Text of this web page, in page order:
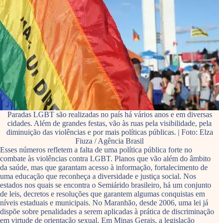
Paradas LGBT são realizadas no país há vários anos e em diversas
cidades. Além de grandes festas, vão às ruas pela visibilidade, pela
diminuição das violências e por mais políticas públicas. | Foto: Elza
Fiuza / Agência Brasil
Esses números refletem a falta de uma política pública forte no
combate às violências contra LGBT. Planos que vão além do âmbito
da saúde, mas que garantam acesso à informação, fortalecimento de
uma educação que reconheça a diversidade e justiça social. Nos
estados nos quais se encontra o Semiárido brasileiro, há um conjunto
de leis, decretos e resoluções que garantem algumas conquistas em
níveis estaduais e municipais. No Maranhão, desde 2006, uma lei já
dispõe sobre penalidades a serem aplicadas à prática de discriminação
em virtude de orientação sexual. Em Minas Gerais, a legislação